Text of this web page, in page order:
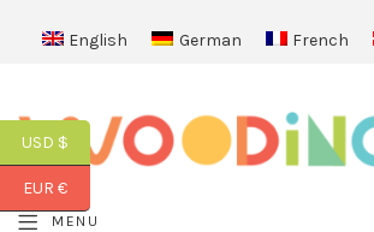
English German French
MENU
USD $
EUR €